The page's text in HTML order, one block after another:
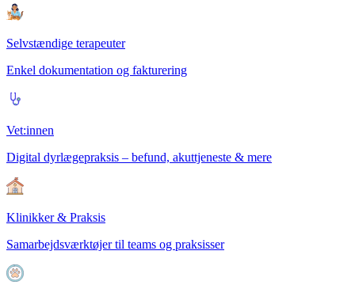
Selvstændige terapeuter
Enkel dokumentation og fakturering
Vet:innen
Digital dyrlægepraksis – befund, akuttjeneste & mere
Klinikker & Praksis
Samarbejdsværktøjer til teams og praksisser